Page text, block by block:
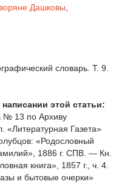
Дашковы
словарь. Т. 9.
этой статьи:
№ 13 по Архиву
«Литературная Газета»
«Родословный
1886 г. СПВ. — Кн.
книга», 1857 г., ч. 4.
и бытовые очерки»